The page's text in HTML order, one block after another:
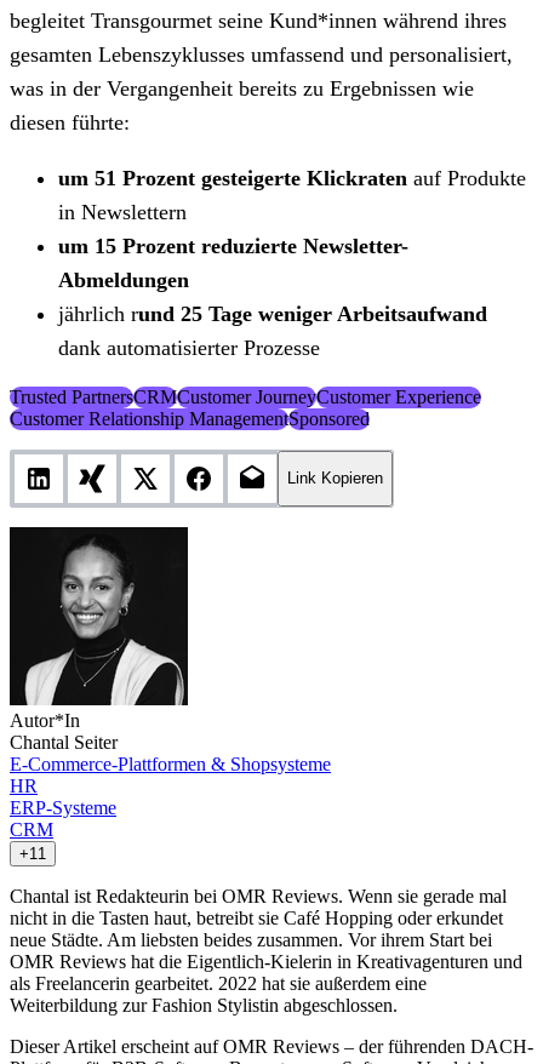
begleitet Transgourmet seine Kund*innen während ihres
gesamten Lebenszyklusses umfassend und personalisiert,
was in der Vergangenheit bereits zu Ergebnissen wie
diesen führte:
um 51 Prozent gesteigerte Klickraten auf Produkte
in Newslettern
um 15 Prozent reduzierte Newsletter-
Abmeldungen
jährlich rund 25 Tage weniger Arbeitsaufwand
dank automatisierter Prozesse
Trusted PartnersCRMCustomer JourneyCustomer Experience
Customer Relationship ManagementSponsored
Link Kopieren
Autor*In
Chantal Seiter
E-Commerce-Plattformen & Shopsysteme
HR
ERP-Systeme
CRM
+11
Chantal ist Redakteurin bei OMR Reviews. Wenn sie gerade mal
nicht in die Tasten haut, betreibt sie Café Hopping oder erkundet
neue Städte. Am liebsten beides zusammen. Vor ihrem Start bei
OMR Reviews hat die Eigentlich-Kielerin in Kreativagenturen und
als Freelancerin gearbeitet. 2022 hat sie außerdem eine
Weiterbildung zur Fashion Stylistin abgeschlossen.
Dieser Artikel erscheint auf OMR Reviews – der führenden DACH-